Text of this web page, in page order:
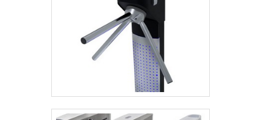
mercado pela seriedade e qualidade que
garante o sucesso dos clientes de ponta a